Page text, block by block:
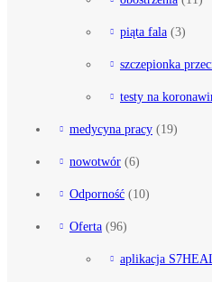
piąta fala (3)
szczepionka
testy na
medycyna pracy (19)
nowotwór (6)
Odporność (10)
Oferta (96)
aplikacja